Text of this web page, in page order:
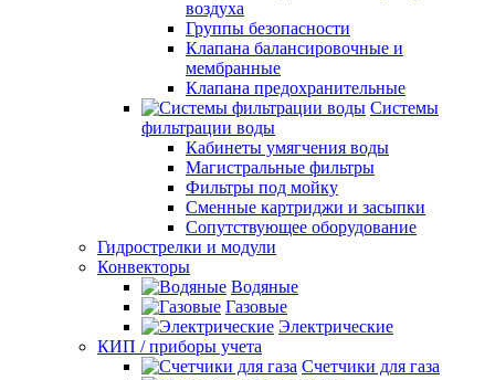
воздуха
Группы безопасности
Клапана балансировочные и
мембранные
Клапана предохранительные
Системы
фильтрации воды
Кабинеты умягчения воды
Магистральные фильтры
Фильтры под мойку
Сменные картриджи и засыпки
Сопутствующее оборудование
Гидрострелки и модули
Конвекторы
Водяные
Газовые
Электрические
КИП / приборы учета
Счетчики для газа